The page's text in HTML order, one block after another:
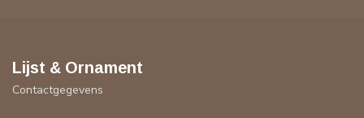
Lijst & Ornament
Contactgegevens